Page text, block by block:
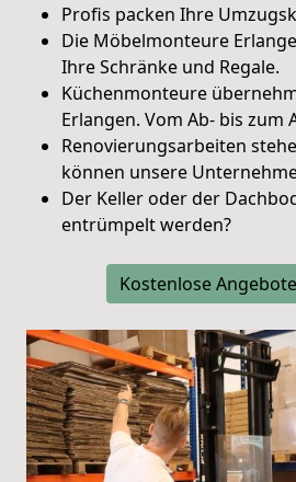
Profis packen Ihre
Die Möbelmonteure
Ihre Schränke und Regale.
Küchenmonteure
Erlangen. Vom Ab- bis zum
Renovierungsarbeiten
können unsere
Der Keller oder der
entrümpelt werden?
Kostenlose